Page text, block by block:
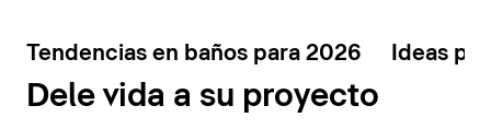
Tendencias en baños para 2026 Ideas
Dele vida a su proyecto